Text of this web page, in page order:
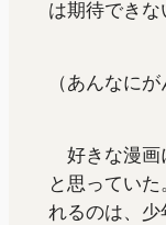
は期待できな
（あんなに
好きな漫画
と思ってい
れるのは、